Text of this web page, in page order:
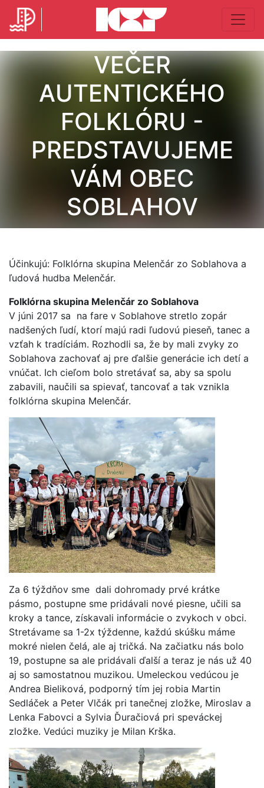
VEČER
AUTENTICKÉHO
FOLKLÓRU -
PREDSTAVUJEME
VÁM OBEC
SOBLAHOV
Účinkujú: Folklórna skupina Melenčár zo Soblahova a
ľudová hudba Melenčár.
Folklórna skupina Melenčár zo Soblahova
V júni 2017 sa na fare v Soblahove stretlo zopár
nadšených ľudí, ktorí majú radi ľudovú pieseň, tanec a
vzťah k tradíciám. Rozhodli sa, že by mali zvyky zo
Soblahova zachovať aj pre ďalšie generácie ich detí a
vnúčat. Ich cieľom bolo stretávať sa, aby sa spolu
zabavili, naučili sa spievať, tancovať a tak vznikla
folklórna skupina Melenčár.
Za 6 týždňov sme dali dohromady prvé krátke
pásmo, postupne sme pridávali nové piesne, učili sa
kroky a tance, získavali informácie o zvykoch v obci.
Stretávame sa 1-2x týždenne, každú skúšku máme
mokré nielen čelá, ale aj tričká. Na začiatku nás bolo
19, postupne sa ale pridávali ďalší a teraz je nás už 40
aj so samostatnou muzikou. Umeleckou vedúcou je
Andrea Bieliková, podporný tím jej robia Martin
Sedláček a Peter Vlčák pri tanečnej zložke, Miroslav a
Lenka Fabovci a Sylvia Ďuračiová pri speváckej
zložke. Vedúci muziky je Milan Krška.